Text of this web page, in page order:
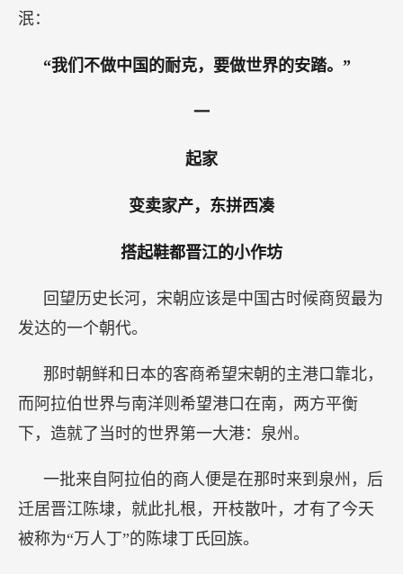
泯：
“我们不做中国的耐克，要做世界的安踏。”
一
起家
变卖家产，东拼西凑
搭起鞋都晋江的小作坊
回望历史长河，宋朝应该是中国古时候商贸最为
发达的一个朝代。
那时朝鲜和日本的客商希望宋朝的主港口靠北，
而阿拉伯世界与南洋则希望港口在南，两方平衡
下，造就了当时的世界第一大港：泉州。
一批来自阿拉伯的商人便是在那时来到泉州，后
迁居晋江陈埭，就此扎根，开枝散叶，才有了今天
被称为“万人丁”的陈埭丁氏回族。